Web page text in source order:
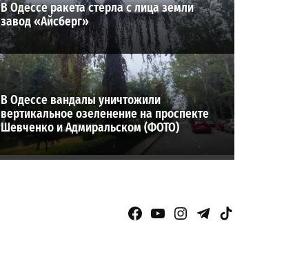
В Одессе ракета стерла с лица земли
завод «Айсберг»
В Одессе вандалы уничтожили
вертикальное озеленение на проспекте
Шевченко и Адмиральском (ФОТО)
Facebook Page
YouTubeInstagram
Telegram
TikTok